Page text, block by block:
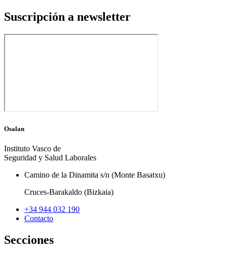
Suscripción a newsletter
Osalan
Instituto Vasco de
Seguridad y Salud Laborales
Camino de la Dinamita s/n (Monte Basatxu)
Cruces-Barakaldo (Bizkaia)
+34 944 032 190
Contacto
Secciones